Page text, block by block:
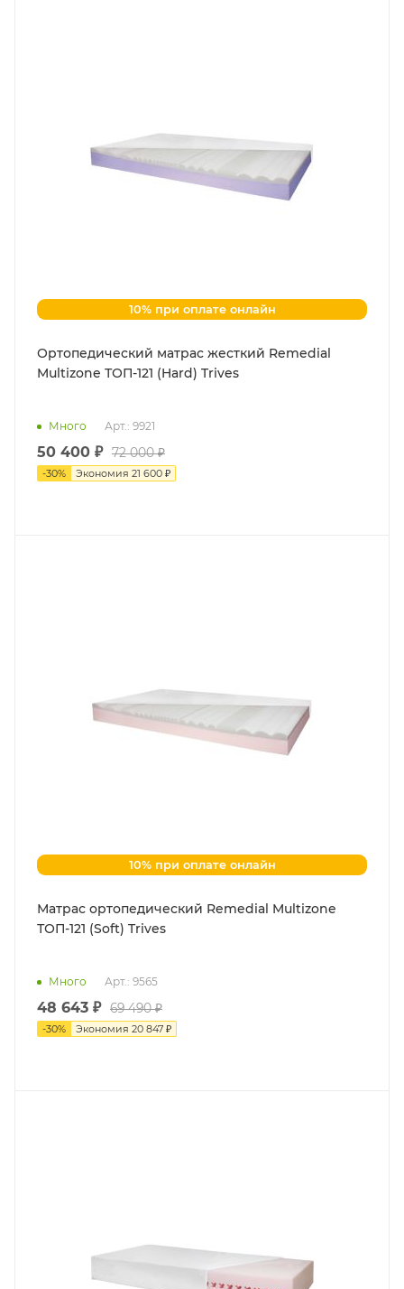
10% при оплате онлайн
Ортопедический матрас жесткий Remedial
Multizone ТОП-121 (Hard) Trives
Много Арт.: 9921
50 400 ₽ 72 000 ₽
-30% Экономия 21 600 ₽
10% при оплате онлайн
Матрас ортопедический Remedial Multizone
ТОП-121 (Soft) Trives
Много Арт.: 9565
48 643 ₽ 69 490 ₽
-30% Экономия 20 847 ₽